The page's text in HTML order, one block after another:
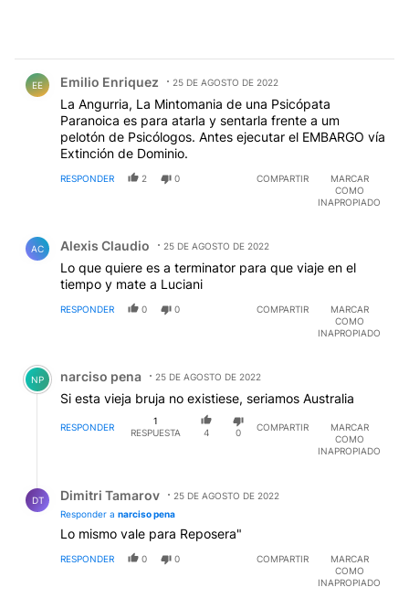
EE Emilio Enriquez 25 DE AGOSTO DE 2022
La Angurria, La Mintomania de una Psicópata
Paranoica es para atarla y sentarla frente a um
pelotón de Psicólogos. Antes ejecutar el EMBARGO vía
Extinción de Dominio.
RESPONDER 2 0 COMPARTIR
MARCAR
COMO
INAPROPIADO
AC Alexis Claudio 25 DE AGOSTO DE 2022
Lo que quiere es a terminator para que viaje en el
tiempo y mate a Luciani
RESPONDER 0 0 COMPARTIR
MARCAR
COMO
INAPROPIADO
Comentario de narciso pena.
NP narciso pena 25 DE AGOSTO DE 2022
Si esta vieja bruja no existiese, seriamos Australia
RESPONDER
1
RESPUESTA
4 0
COMPARTIR
MARCAR
COMO
INAPROPIADO
DT Dimitri Tamarov
25 DE AGOSTO DE 2022
Responder a narciso pena
Lo mismo vale para Reposera"
RESPONDER 0 0 COMPARTIR
MARCAR
COMO
INAPROPIADO